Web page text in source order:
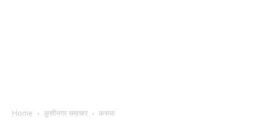
Home कुशीनगर समाचार कसया